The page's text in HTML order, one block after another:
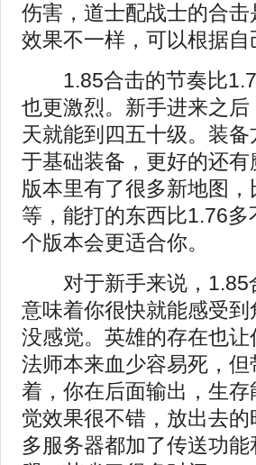
伤害，道士配战士的合
效果不一样，可以根据
1.85合击的节奏比
也更激烈。新手进来之
天就能到四五十级。装
于基础装备，更好的还
版本里有了很多新地图
等，能打的东西比1.76
个版本会更适合你。
对于新手来说，1.85
意味着你很快就能感受
没感觉。英雄的存在也
法师本来血少容易死，
着，你在后面输出，生
觉效果很不错，放出去
多服务器都加了传送功